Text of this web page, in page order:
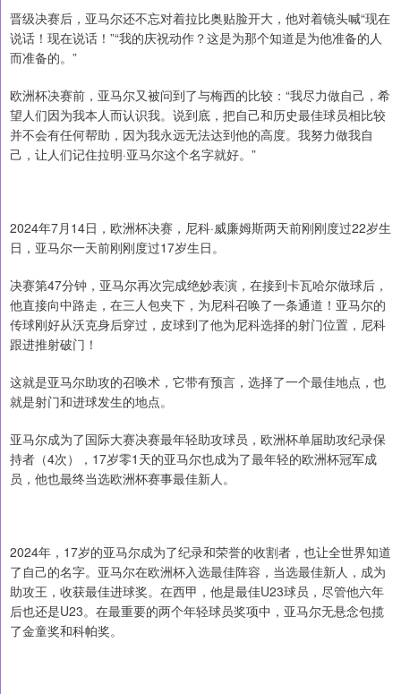
晋级决赛后，亚马尔还不忘对着拉比奥贴脸开大，他对着镜头喊“现在
说话！现在说话！”“我的庆祝动作？这是为那个知道是为他准备的人
而准备的。”
欧洲杯决赛前，亚马尔又被问到了与梅西的比较：“我尽力做自己，希
望人们因为我本人而认识我。说到底，把自己和历史最佳球员相比较
并不会有任何帮助，因为我永远无法达到他的高度。我努力做我自
己，让人们记住拉明·亚马尔这个名字就好。”
2024年7月14日，欧洲杯决赛，尼科·威廉姆斯两天前刚刚度过22岁生
日，亚马尔一天前刚刚度过17岁生日。
决赛第47分钟，亚马尔再次完成绝妙表演，在接到卡瓦哈尔做球后，
他直接向中路走，在三人包夹下，为尼科召唤了一条通道！亚马尔的
传球刚好从沃克身后穿过，皮球到了他为尼科选择的射门位置，尼科
跟进推射破门！
这就是亚马尔助攻的召唤术，它带有预言，选择了一个最佳地点，也
就是射门和进球发生的地点。
亚马尔成为了国际大赛决赛最年轻助攻球员，欧洲杯单届助攻纪录保
持者（4次），17岁零1天的亚马尔也成为了最年轻的欧洲杯冠军成
员，他也最终当选欧洲杯赛事最佳新人。
2024年，17岁的亚马尔成为了纪录和荣誉的收割者，也让全世界知道
了自己的名字。亚马尔在欧洲杯入选最佳阵容，当选最佳新人，成为
助攻王，收获最佳进球奖。在西甲，他是最佳U23球员，尽管他六年
后也还是U23。在最重要的两个年轻球员奖项中，亚马尔无悬念包揽
了金童奖和科帕奖。